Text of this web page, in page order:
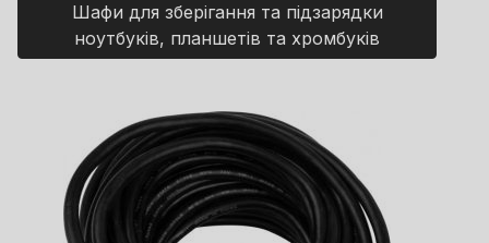
Шафи для зберігання та підзарядки
ноутбуків, планшетів та хромбуків